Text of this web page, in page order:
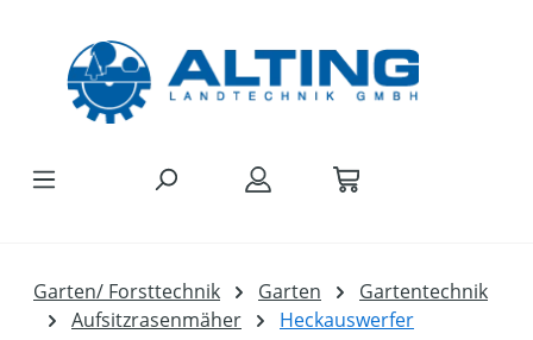
Garten/ Forsttechnik Garten
Gartentechnik
Aufsitzrasenmäher
Heckauswerfer